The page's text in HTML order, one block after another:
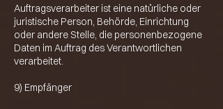
Auftragsverarbeiter ist eine natürliche oder
juristische Person, Behörde, Einrichtung
oder andere Stelle, die personenbezogene
Daten im Auftrag des Verantwortlichen
verarbeitet.
9) Empfänger